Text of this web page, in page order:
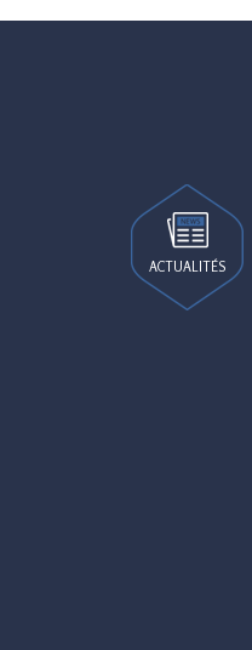
ACTUALITÉS